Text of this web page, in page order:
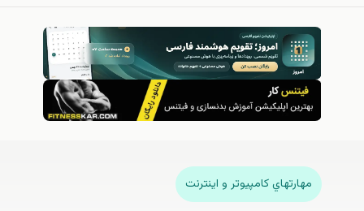
مهارتهاي كامپيوتر و اينترنت